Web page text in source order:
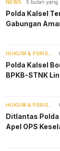
NEWS 5 bulan yang
Polda Kalsel
Gabungan
HUKUM & PERISTIWA
Polda Kalsel
BPKB-STNK
HUKUM & PERISTIWA
‎Ditlantas
Apel OPS